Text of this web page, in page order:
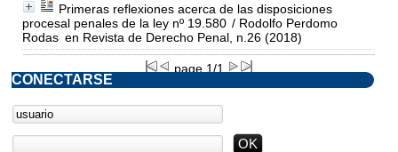
Primeras reflexiones acerca de las disposiciones
procesal penales de la ley nº 19.580 / Rodolfo Perdomo
Rodas en Revista de Derecho Penal, n.26 (2018)
page 1/1
CONECTARSE